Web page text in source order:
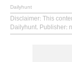
Dailyhunt
Disclaimer: This
Dailyhunt. Publisher: